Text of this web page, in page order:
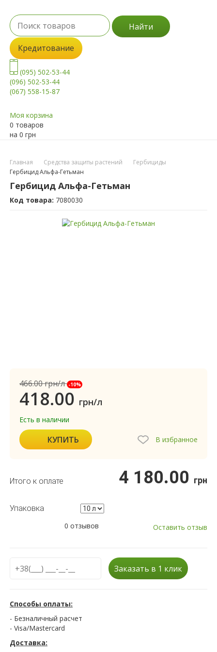
Найти
Кредитование
(095) 502-53-44
(096) 502-53-44
(067) 558-15-87
Моя корзина
0 товаров
на 0 грн
Главная Средства защиты растений
Гербициды
Гербицид Альфа-Гетьман
Гербицид Альфа-Гетьман
Код товара: 7080030
466.00грн/л -10%
418.00 грн/л
Есть в наличии
КУПИТЬ В избранное
Итого к оплате 4 180.00 грн
Упаковка
0 отзывов
Оставить отзыв
Заказать в 1 клик
Способы оплаты:
- Безналичный расчет
- Visa/Mastercard
Доставка: